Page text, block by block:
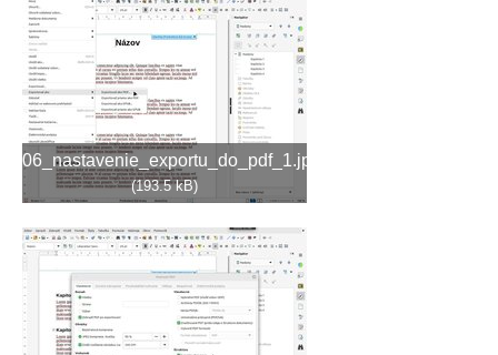
06_nastavenie_exportu_do_pdf_1.jpg
(193.5 kB)